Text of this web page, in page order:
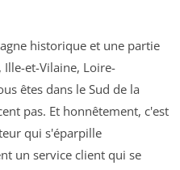
historique et une partie
Ille-et-Vilaine, Loire-
êtes dans le Sud de la
pas. Et honnêtement, c'est
qui s'éparpille
un service client qui se